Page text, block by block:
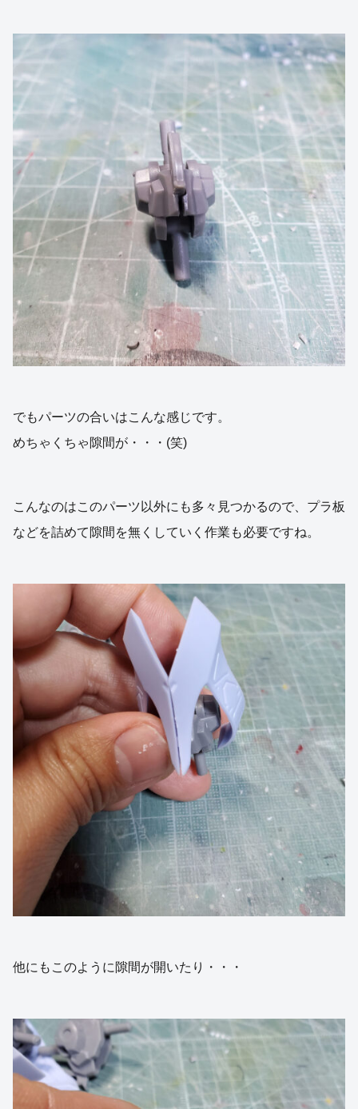
でもパーツの合いはこんな感じです。
めちゃくちゃ隙間が・・・(笑)
こんなのはこのパーツ以外にも多々見つかるので、プラ板
などを詰めて隙間を無くしていく作業も必要ですね。
他にもこのように隙間が開いたり・・・